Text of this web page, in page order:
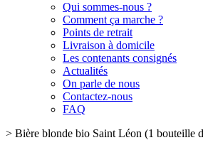
Qui sommes-nous ?
Comment ça marche ?
Points de retrait
Livraison à domicile
Les contenants consignés
Actualités
On parle de nous
Contactez-nous
FAQ
> Bière blonde bio Saint Léon (1 bouteille